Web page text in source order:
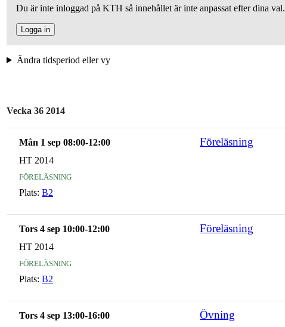
Du är inte inloggad på KTH så innehållet är inte anpassat efter dina val.
Logga in
Ändra tidsperiod eller vy
Vecka 36 2014
Mån 1 sep 08:00-12:00 Föreläsning
HT 2014
föreläsning
Plats: B2
Tors 4 sep 10:00-12:00 Föreläsning
HT 2014
föreläsning
Plats: B2
Tors 4 sep 13:00-16:00 Övning